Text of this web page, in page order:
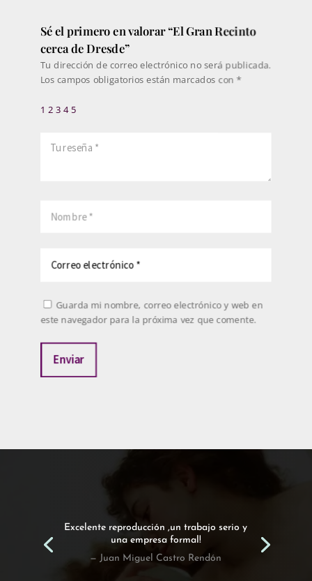
Sé el primero en valorar “El Gran Recinto
cerca de Dresde”
Tu dirección de correo electrónico no será publicada.
Los campos obligatorios están marcados con *
1 2 3 4 5
Guarda mi nombre, correo electrónico y web en
este navegador para la próxima vez que comente.
Enviar
Excelente reproducción ,un trabajo serio y
una empresa formal!
— Juan Miguel Castro Rendón